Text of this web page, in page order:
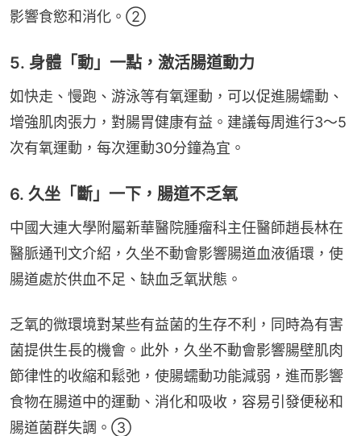
影響食慾和消化。②
5. 身體「動」一點，激活腸道動力
如快走、慢跑、游泳等有氧運動，可以促進腸蠕動、
增強肌肉張力，對腸胃健康有益。建議每周進行3～5
次有氧運動，每次運動30分鐘為宜。
6. 久坐「斷」一下，腸道不乏氧
中國大連大學附屬新華醫院腫瘤科主任醫師趙長林在
醫脈通刊文介紹，久坐不動會影響腸道血液循環，使
腸道處於供血不足、缺血乏氧狀態。
乏氧的微環境對某些有益菌的生存不利，同時為有害
菌提供生長的機會。此外，久坐不動會影響腸壁肌肉
節律性的收縮和鬆弛，使腸蠕動功能減弱，進而影響
食物在腸道中的運動、消化和吸收，容易引發便秘和
腸道菌群失調。③